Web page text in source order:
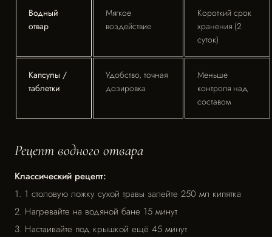
Водный
отвар
Мягкое
воздействие
Короткий срок
хранения (2
суток)
Капсулы /
таблетки
Удобство, точная
дозировка
Меньше
контроля над
составом
Рецепт водного отвара
Классический рецепт:
1. 1 столовую ложку сухой травы залейте 250 мл кипятка
2. Нагревайте на водяной бане 15 минут
3. Настаивайте под крышкой ещё 45 минут